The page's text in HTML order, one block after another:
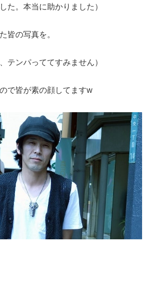
た。本当に助かりました）
皆の写真を。
テンパっててすみません）
で皆が素の顔してますw